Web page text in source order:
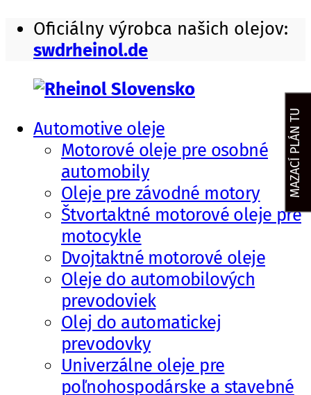
SkipOficiálny výrobca našich olejov:
swdrheinol.de
Rheinol
Slovensko
motorové
prevodové
oleje
mazivá
Automotive oleje
Motorové oleje pre osobné
automobily
Oleje pre závodné motory
Štvortaktné motorové oleje pre
motocykle
Dvojtaktné motorové oleje
Oleje do automobilových
prevodoviek
Olej do automatickej
prevodovky
Univerzálne oleje pre
poľnohospodárske a stavebné
MAZACÍ PLÁN TU